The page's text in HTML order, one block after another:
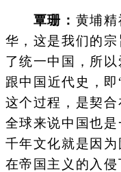
覃珊： 黄埔精
华，这是我们的
了统一中国，所
跟中国近代史，
这个过程，是契
全球来说中国也
千年文化就是因为
在帝国主义的入